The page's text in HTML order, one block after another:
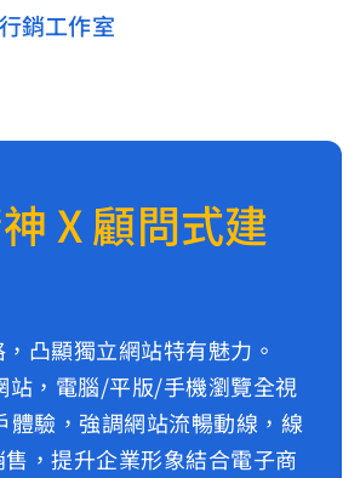
銷工作室
X 顧問式建
凸顯獨立網站特有魅力。
站，電腦/平版/手機瀏覽全視
體驗，強調網站流暢動線，線
售，提升企業形象結合電子商